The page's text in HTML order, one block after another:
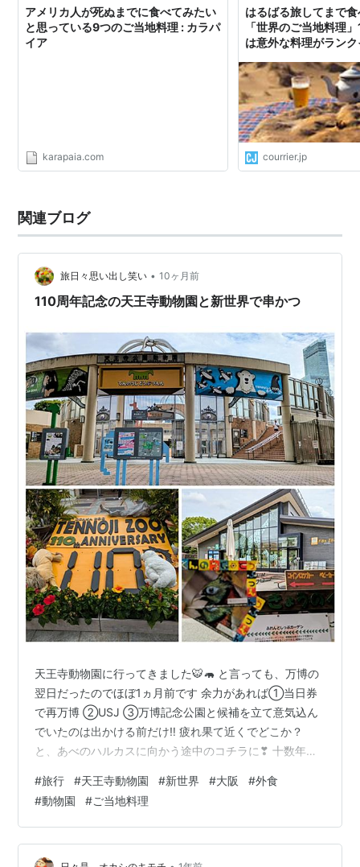
アメリカ人が死ぬまでに食べてみたい
と思っている9つのご当地料理 : カラパ
イア
karapaia.com
はるばる旅してまで
「世界のご当地料理
は意外な料理がラン
courrier.jp
関連ブログ
旅日々思い出し笑い • 10ヶ月前
110周年記念の天王寺動物園と新世界で串かつ
天王寺動物園に行ってきました🐯🦛 と言っても、万博の
翌日だったのでほぼ1ヵ月前です 余力があれば①当日券
で再万博 ②USJ ③万博記念公園と候補を立て意気込ん
でいたのは出かける前だけ‼ 疲れ果て近くでどこか？
と、あべのハルカスに向かう途中のコチラに❣ 十数年ぶ
✨ 前日の万博入場券（スマホのマイチケット）提示で50
円引きでした 詳細は要らないと思うので、備忘録として
写真だけ羅列します📷 入ってすぐにあったチンパンジー
ベース、壁際にいました🐒 ズームしたら、何と親子だっ
#旅行 #天王寺動物園 #新世界 #大阪 #外食
#動物園 #ご当地料理